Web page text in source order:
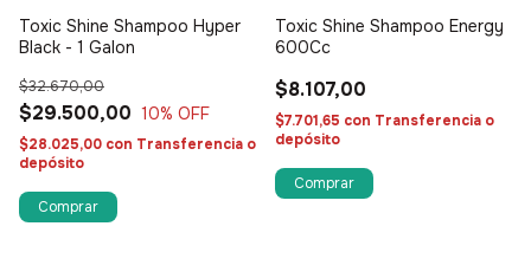
Toxic Shine Shampoo Hyper
Black - 1 Galon
$29.500,00
$32.670,00
10% OFF
$28.025,00 con Transferencia o
depósito
Toxic Shine Shampoo Energy
600Cc
$8.107,00
$7.701,65 con Transferencia o
depósito